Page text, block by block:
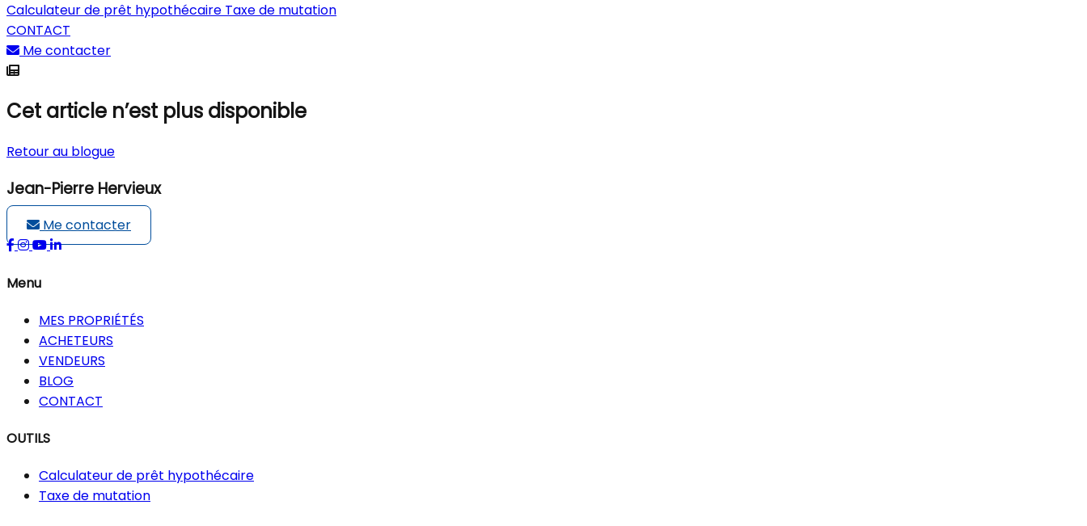
Calculateur de prêt hypothécaire Taxe de mutation
CONTACT
Me contacter
Cet article n’est plus disponible
Retour au blogue
Jean-Pierre Hervieux
Me contacter
Menu
MES PROPRIÉTÉS
ACHETEURS
VENDEURS
BLOG
CONTACT
OUTILS
Calculateur de prêt hypothécaire
Taxe de mutation